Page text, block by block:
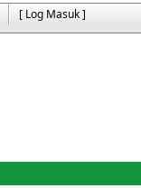
[ Log Masuk ]